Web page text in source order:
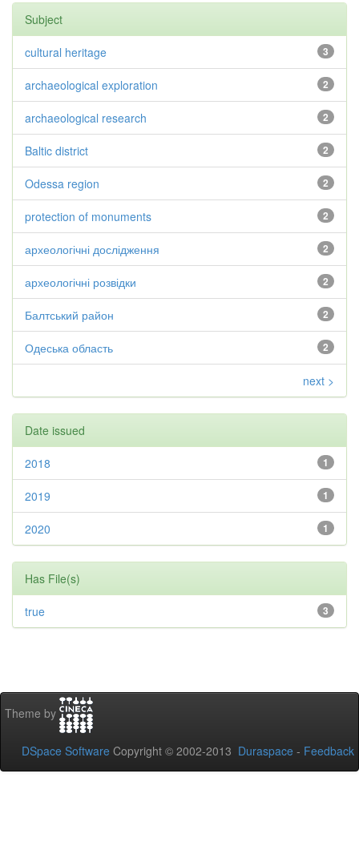
Subject
3
cultural heritage
2
archaeological exploration
2
archaeological research
2
Baltic district
2
Odessa region
2
protection of monuments
2
археологічні дослідження
2
археологічні розвідки
2
Балтський район
2
Одеська область
next >
Date issued
1
2018
1
2019
1
2020
Has File(s)
3
true
Theme by
DSpace Software Copyright © 2002-2013 Duraspace - Feedback